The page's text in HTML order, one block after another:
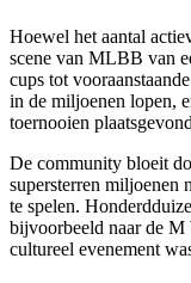
Hoewel het aantal
scene van MLBB van
cups tot
in de miljoenen lopen,
toernooien
De community bloeit
supersterren miljoenen
te spelen.
bijvoorbeeld naar de M
cultureel evenement